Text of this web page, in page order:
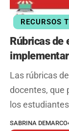
RECURSOS
Rúbricas de
Las rúbricas
docentes, que
los
SABRINA DEMARCO